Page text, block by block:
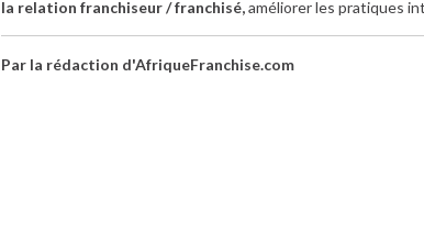
la relation franchiseur / franchisé,améliorer les pratiques
Par la rédaction d'AfriqueFranchise.com